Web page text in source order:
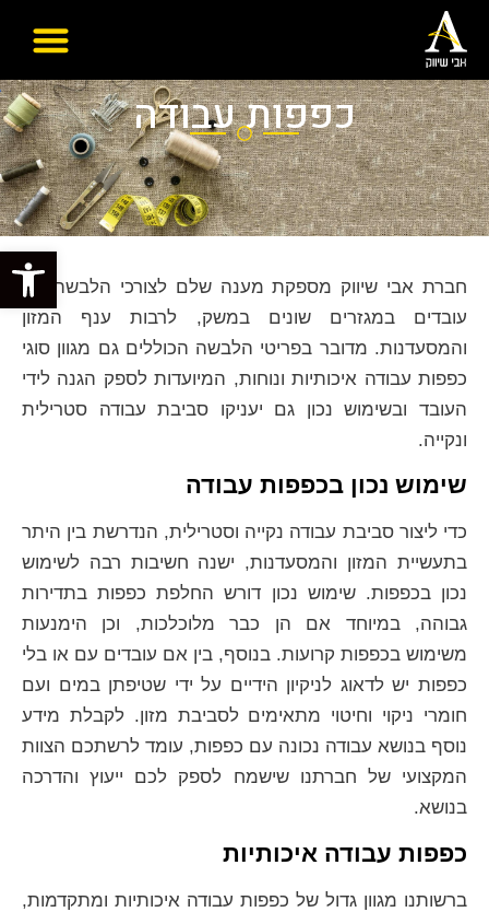
פתח
כפפות עבודה
חברת אבי שיווק מספקת מענה שלם לצורכי הלבשה של
עובדים במגזרים שונים במשק, לרבות ענף המזון
והמסעדנות. מדובר בפריטי הלבשה הכוללים גם מגוון סוגי
כפפות עבודה איכותיות ונוחות, המיועדות לספק הגנה לידי
העובד ובשימוש נכון גם יעניקו סביבת עבודה סטרילית
ונקייה.
שימוש נכון בכפפות עבודה
כדי ליצור סביבת עבודה נקייה וסטרילית, הנדרשת בין היתר
בתעשיית המזון והמסעדנות, ישנה חשיבות רבה לשימוש
נכון בכפפות. שימוש נכון דורש החלפת כפפות בתדירות
גבוהה, במיוחד אם הן כבר מלוכלכות, וכן הימנעות
משימוש בכפפות קרועות. בנוסף, בין אם עובדים עם או בלי
כפפות יש לדאוג לניקיון הידיים על ידי שטיפתן במים ועם
חומרי ניקוי וחיטוי מתאימים לסביבת מזון. לקבלת מידע
נוסף בנושא עבודה נכונה עם כפפות, עומד לרשתכם הצוות
המקצועי של חברתנו שישמח לספק לכם ייעוץ והדרכה
בנושא.
כפפות עבודה איכותיות
ברשותנו מגוון גדול של כפפות עבודה איכותיות ומתקדמות,